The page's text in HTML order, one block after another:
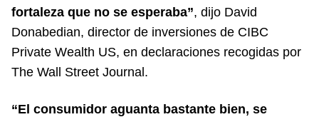
fortaleza que no se esperaba”, dijo David
Donabedian, director de inversiones de CIBC
Private Wealth US, en declaraciones recogidas por
The Wall Street Journal.
“El consumidor aguanta bastante bien, se